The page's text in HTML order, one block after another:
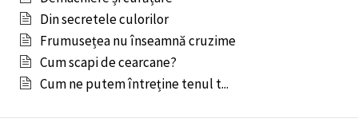
Din secretele culorilor
Frumusețea nu înseamnă cruzime
Cum scapi de cearcane?
Cum ne putem întreține tenul t...